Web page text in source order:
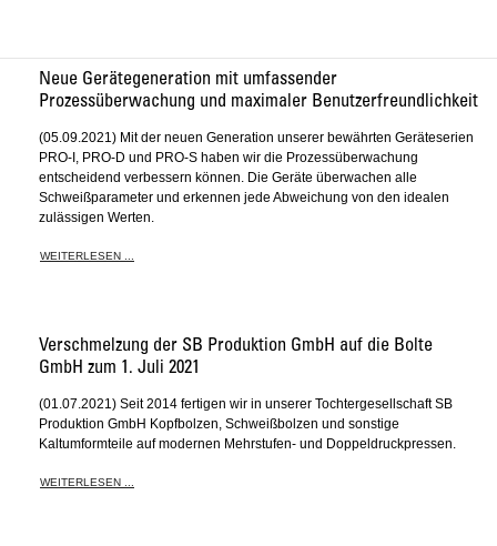
Neue Gerätegeneration mit umfassender
Prozessüberwachung und maximaler Benutzerfreundlichkeit
(05.09.2021) Mit der neuen Generation unserer bewährten Geräteserien
PRO-I, PRO-D und PRO-S haben wir die Prozessüberwachung
entscheidend verbessern können. Die Geräte überwachen alle
Schweißparameter und erkennen jede Abweichung von den idealen
zulässigen Werten.
WEITERLESEN ...
Verschmelzung der SB Produktion GmbH auf die Bolte
GmbH zum 1. Juli 2021
(01.07.2021) Seit 2014 fertigen wir in unserer Tochtergesellschaft SB
Produktion GmbH Kopfbolzen, Schweißbolzen und sonstige
Kaltumformteile auf modernen Mehrstufen- und Doppeldruckpressen.
WEITERLESEN ...